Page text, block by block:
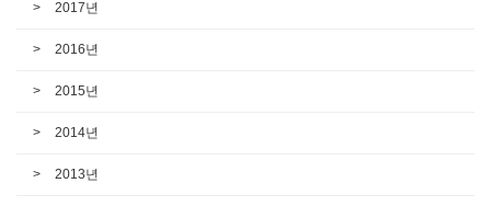
2017년
2016년
2015년
2014년
2013년